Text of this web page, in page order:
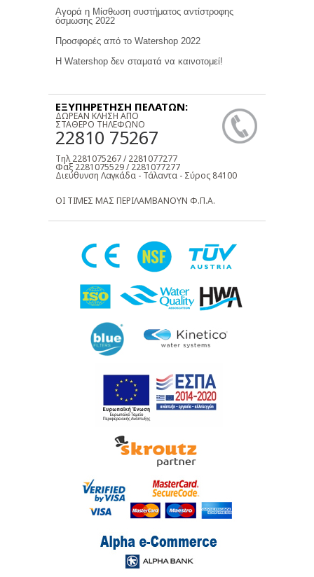
Αγορά η Μίσθωση συστήματος αντίστροφης
όσμωσης 2022
Προσφορές από το Watershop 2022
Η Watershop δεν σταματά να καινοτομεί!
ΕΞΥΠΗΡΕΤΗΣΗ ΠΕΛΑΤΩΝ:
ΔΩΡΕΑΝ ΚΛΗΣΗ ΑΠΟ
ΣΤΑΘΕΡΟ ΤΗΛΕΦΩΝΟ
22810 75267
Τηλ 2281075267 / 2281077277
Φαξ 2281075529 / 2281077277
Διεύθυνση Λαγκάδα - Τάλαντα - Σύρος 84100
ΟΙ ΤΙΜΕΣ ΜΑΣ ΠΕΡΙΛΑΜΒΑΝΟΥΝ Φ.Π.Α.